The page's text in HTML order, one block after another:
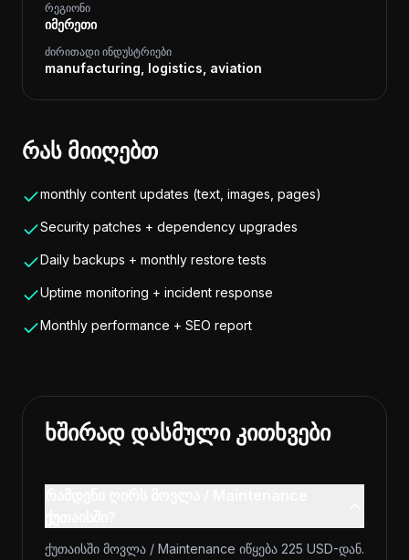
რეგიონი
იმერეთი
ძირითადი ინდუსტრიები
manufacturing, logistics, aviation
რას მიიღებთ
monthly content updates (text, images, pages)
Security patches + dependency upgrades
Daily backups + monthly restore tests
Uptime monitoring + incident response
Monthly performance + SEO report
ხშირად დასმული კითხვები
ქუთაისში მოვლა / Maintenance იწყება 225 USD-დან.